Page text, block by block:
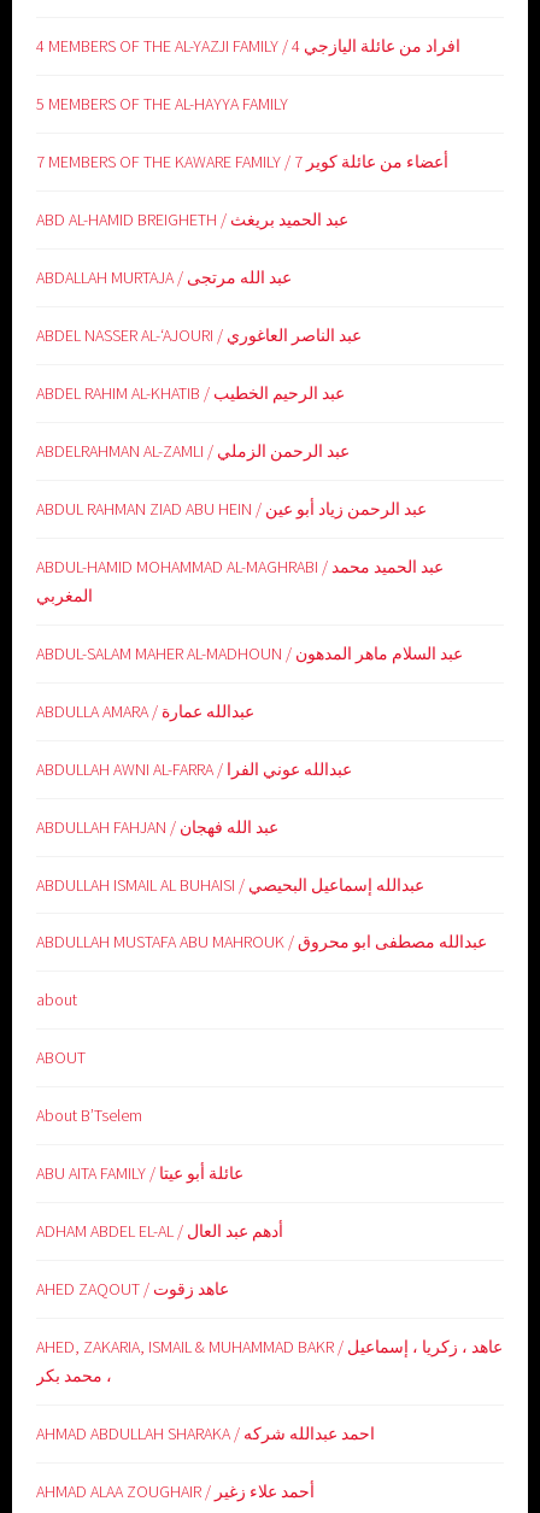
4 MEMBERS OF THE AL-YAZJI FAMILY / 4 افراد من عائلة اليازجي
5 MEMBERS OF THE AL-HAYYA FAMILY
7 MEMBERS OF THE KAWARE FAMILY / 7 أعضاء من عائلة كوير
ABD AL-HAMID BREIGHETH / عبد الحميد بريغث
ABDALLAH MURTAJA / عبد الله مرتجى
ABDEL NASSER AL-‘AJOURI / عبد الناصر العاغوري
ABDEL RAHIM AL-KHATIB / عبد الرحيم الخطيب
ABDELRAHMAN AL-ZAMLI / عبد الرحمن الزملي
ABDUL RAHMAN ZIAD ABU HEIN / عبد الرحمن زياد أبو عين
ABDUL-HAMID MOHAMMAD AL-MAGHRABI / عبد الحميد محمد
المغربي
ABDUL-SALAM MAHER AL-MADHOUN / عبد السلام ماهر المدهون
ABDULLA AMARA / عبدالله عمارة
ABDULLAH AWNI AL-FARRA / عبدالله عوني الفرا
ABDULLAH FAHJAN / عبد الله فهجان
ABDULLAH ISMAIL AL BUHAISI / عبدالله إسماعيل البحيصي
ABDULLAH MUSTAFA ABU MAHROUK / عبدالله مصطفى ابو محروق
about
ABOUT
About B’Tselem
ABU AITA FAMILY / عائلة أبو عيتا
ADHAM ABDEL EL-AL / أدهم عبد العال
AHED ZAQOUT / عاهد زقوت
AHED, ZAKARIA, ISMAIL & MUHAMMAD BAKR / عاهد ، زكريا ، إسماعيل
، محمد بكر
AHMAD ABDULLAH SHARAKA / احمد عبدالله شركه
AHMAD ALAA ZOUGHAIR / أحمد علاء زغير